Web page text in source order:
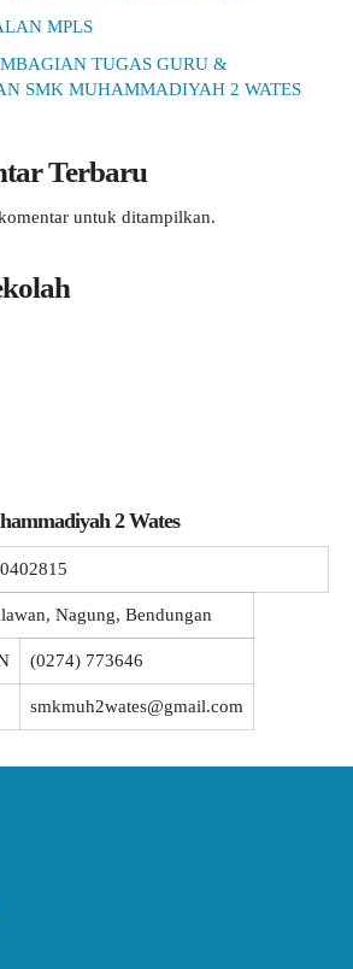
MPLS
TUGAS GURU &
SMK MUHAMMADIYAH 2 WATES
Terbaru
untuk ditampilkan.
2 Wates
Nagung, Bendungan
(0274) 773646
smkmuh2wates@gmail.com